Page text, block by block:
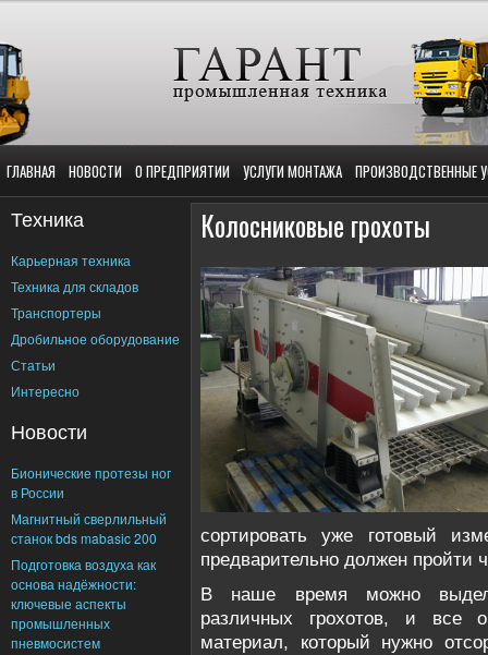
ГЛАВНАЯ НОВОСТИ О ПРЕДПРИЯТИИ УСЛУГИ МОНТАЖА ПРОИЗВОДСТВЕННЫЕ
Техника
Карьерная техника
Техника для складов
Транспортеры
Дробильное оборудование
Статьи
Интересно
Новости
Бионические протезы ног
в России
Магнитный сверлильный
станок bds mabasic 200
Подготовка воздуха как
основа надёжности:
ключевые аспекты
промышленных
пневмосистем
Колосниковые грохоты
сортировать уже готовый
предварительно должен пройти
В наше время можно
различных грохотов, и все
материал, который нужно